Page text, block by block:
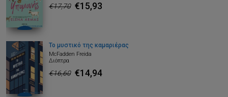
€17,70 €15,93
Το μυστικό της καμαριέρας
McFadden Freida
Διόπτρα
€16,60 €14,94